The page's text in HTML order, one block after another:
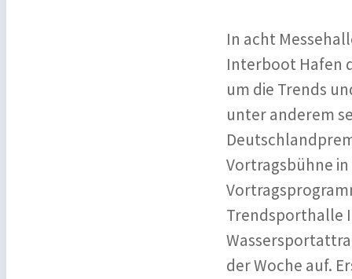
In acht
Interboot Hafen
um die Trends
unter anderem
Vortragsbühne
Trendsporthalle
der Woche auf.